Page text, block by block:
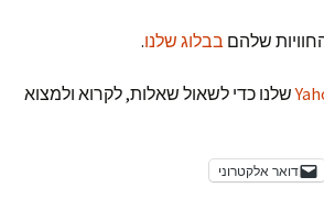
שלהם בבלוג שלנו.
שלנו כדי לשאול שאלות, לקרוא ולמצוא
דואר אלקטרוני